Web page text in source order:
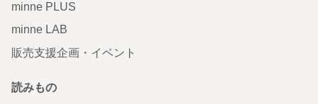
minne PLUS
minne LAB
販売支援企画・イベント
読みもの